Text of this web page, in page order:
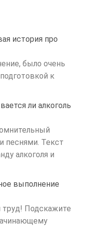
история про
было очень
к
ли алкоголь
песнями. Текст
алкоголя и
выполнение
Подскажите